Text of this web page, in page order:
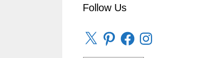
Follow Us
X PinterestFacebookInstagram